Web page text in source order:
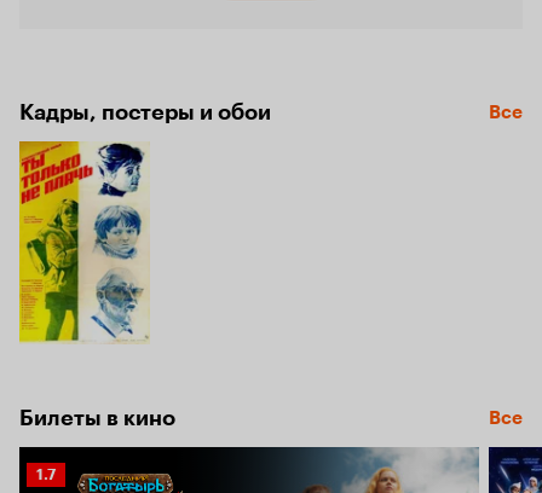
Кадры, постеры и обои Все
Билеты в кино Все
Рейтинг
1.7